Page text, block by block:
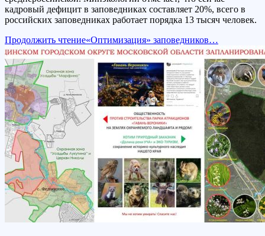
кадровый дефицит в заповедниках составляет 20%, всего в
российских заповедниках работает порядка 13 тысяч человек.
Продолжить чтение«Оптимизация» заповедников…